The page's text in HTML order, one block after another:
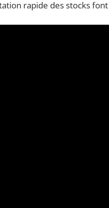
rapide des stocks